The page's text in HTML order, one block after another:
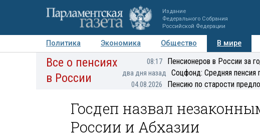
Издание
Федерального Собрания
Российской Федерации
Политика Экономика Общество В мире
Авторы Персоны Мнения Регионы
Все о пенсиях
в России
08:17 Пенсионеров в России за
два дня назад Соцфонд: Средняя пенсия
04.08.2026 Пенсию по старости
Госдеп назвал
России и Абхазии